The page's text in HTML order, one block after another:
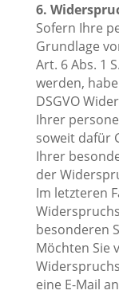
6.
Sofern Ihre
Grundlage
Art. 6 Abs. 1
werden,
DSGVO
Ihrer
soweit dafür
Ihrer
der
Im letzteren
besonderen
Möchten Sie
eine E-Mail